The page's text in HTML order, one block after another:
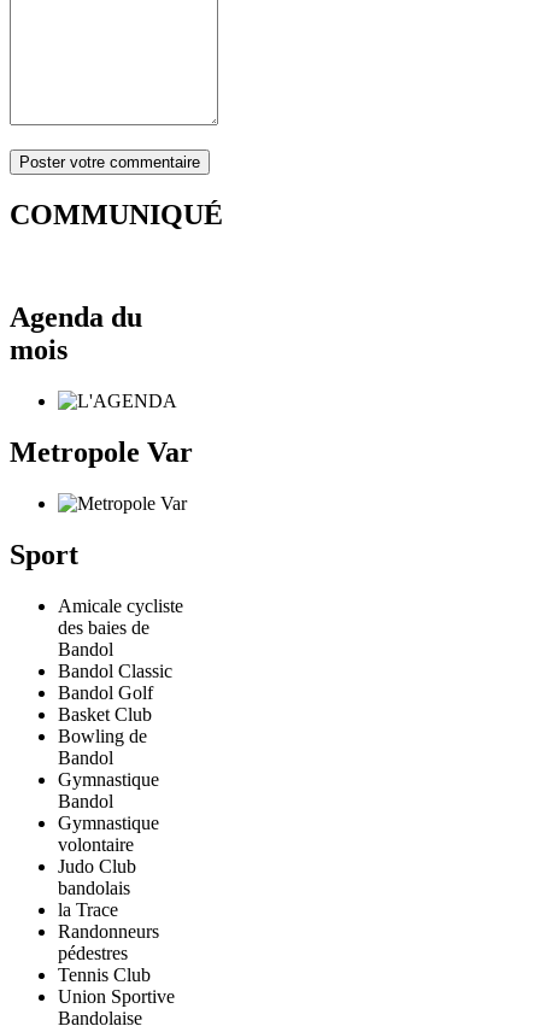
COMMUNIQUÉ
Agenda du
mois
Metropole Var
Sport
Amicale cycliste
des baies de
Bandol
Bandol Classic
Bandol Golf
Basket Club
Bowling de
Bandol
Gymnastique
Bandol
Gymnastique
volontaire
Judo Club
bandolais
la Trace
Randonneurs
pédestres
Tennis Club
Union Sportive
Bandolaise